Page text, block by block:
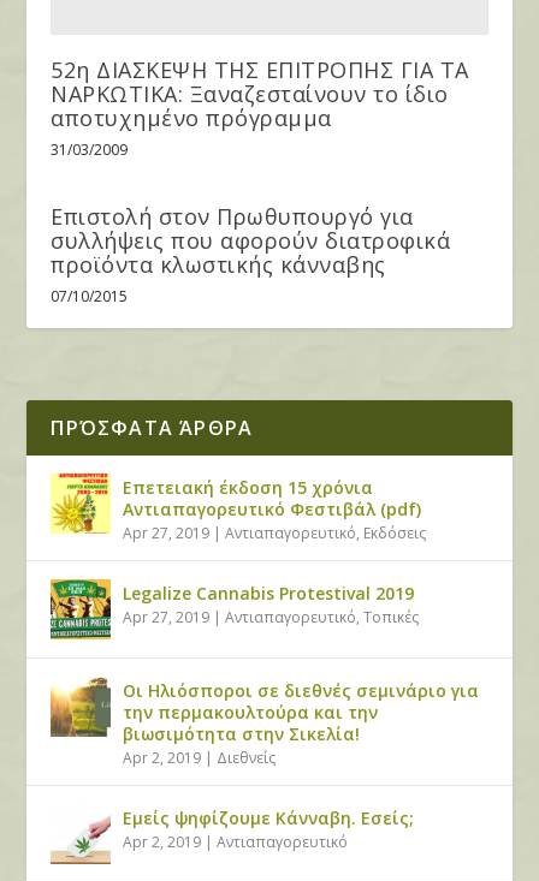
52η ΔΙΑΣΚΕΨΗ ΤΗΣ ΕΠΙΤΡΟΠΗΣ ΓΙΑ ΤΑ
ΝΑΡΚΩΤΙΚΑ: Ξαναζεσταίνουν το ίδιο
αποτυχημένο πρόγραμμα
31/03/2009
Επιστολή στον Πρωθυπουργό για
συλλήψεις που αφορούν διατροφικά
προϊόντα κλωστικής κάνναβης
07/10/2015
ΠΡΌΣΦΑΤΑ ΆΡΘΡΑ
Επετειακή έκδοση 15 χρόνια
Αντιαπαγορευτικό Φεστιβάλ (pdf)
Apr 27, 2019 |Αντιαπαγορευτικό, Εκδόσεις
Legalize Cannabis Protestival 2019
Apr 27, 2019 |Αντιαπαγορευτικό,Τοπικές
Οι Ηλιόσποροι σε διεθνές σεμινάριο για
την περμακουλτούρα και την
βιωσιμότητα στην Σικελία!
Apr 2, 2019 Διεθνείς
Εμείς ψηφίζουμε Κάνναβη. Εσείς;
Apr 2, 2019 |Αντιαπαγορευτικό